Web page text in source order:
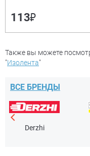
113₽
Также вы можете
"Изолента"
ВСЕ БРЕНДЫ
Derzhi